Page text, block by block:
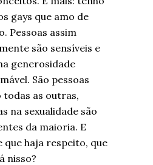
gays que amo de
Pessoas assim
são sensíveis e
generosidade
São pessoas
todas as outras,
na sexualidade são
da maioria. E
que haja respeito, que
nisso?